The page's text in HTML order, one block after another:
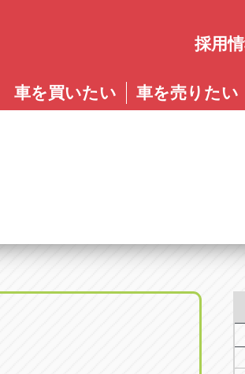
採用
愛知
058-379-0525
アップル大
0584-87-
レンド
アップル恵那店
アップル各務原
岐阜県各務原市
千
車を買いたい 車を売りたい